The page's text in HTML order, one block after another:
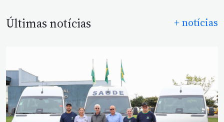
Últimas notícias + notícias